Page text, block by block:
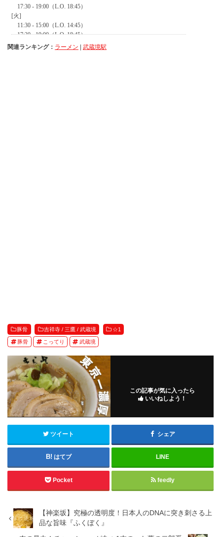
関連ランキング： ラーメン 武蔵境駅
豚骨 吉祥寺 / 三鷹 / 武蔵境 ☆1
豚骨 こってり 武蔵境
この記事が気に入ったら
いいねしよう！
ツイート シェア
はてブ LINE
Pocket feedly
【神楽坂】究極の透明度！日本人のDNAに突き刺さる上
品な旨味『ふくぼく』